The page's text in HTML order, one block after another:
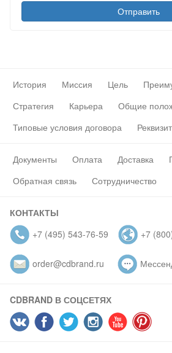
История Миссия Цель
Стратегия
Карьера
Общие
Типовые условия договора
Документы Оплата Доставка
Обратная связь
Сотрудничество
КОНТАКТЫ
+7 (495) 543-76-59
+7
order@cdbrand.ru
CDBRAND В СОЦСЕТЯХ